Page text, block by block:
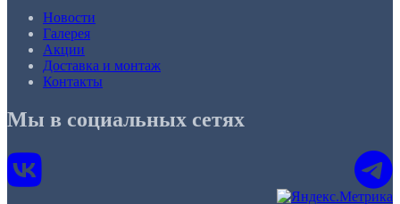
Новости
Галерея
Акции
Доставка и монтаж
Контакты
Мы в социальных сетях